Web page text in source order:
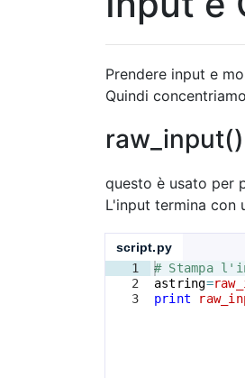
Prendere input e
Quindi
raw_input()
questo è usato per
L'input termina con
script.py
1
2
3
# Stampa
astring=
print